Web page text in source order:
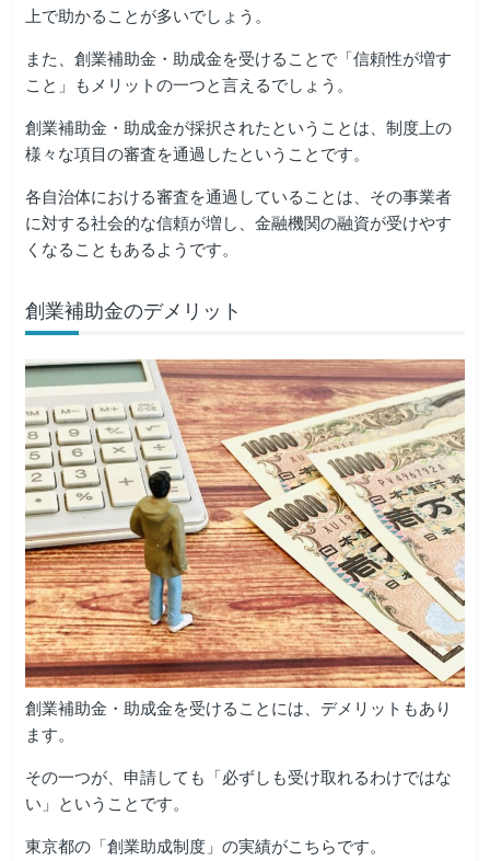
上で助かることが多いでしょう。
また、創業補助金・助成金を受けることで「信頼性が増す
こと」もメリットの一つと言えるでしょう。
創業補助金・助成金が採択されたということは、制度上の
様々な項目の審査を通過したということです。
各自治体における審査を通過していることは、その事業者
に対する社会的な信頼が増し、金融機関の融資が受けやす
くなることもあるようです。
創業補助金のデメリット
創業補助金・助成金を受けることには、デメリットもあり
ます。
その一つが、申請しても「必ずしも受け取れるわけではな
い」ということです。
東京都の「創業助成制度」の実績がこちらです。